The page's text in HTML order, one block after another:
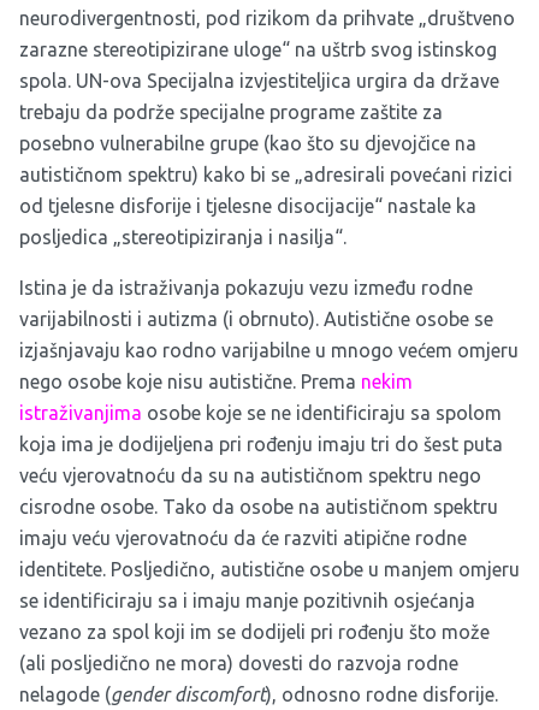
neurodivergentnosti, pod rizikom da prihvate „društveno
zarazne stereotipizirane uloge“ na uštrb svog istinskog
spola. UN-ova Specijalna izvjestiteljica urgira da države
trebaju da podrže specijalne programe zaštite za
posebno vulnerabilne grupe (kao što su djevojčice na
autističnom spektru) kako bi se „adresirali povećani rizici
od tjelesne disforije i tjelesne disocijacije“ nastale ka
posljedica „stereotipiziranja i nasilja“.
Istina je da istraživanja pokazuju vezu između rodne
varijabilnosti i autizma (i obrnuto). Autistične osobe se
izjašnjavaju kao rodno varijabilne u mnogo većem omjeru
nego osobe koje nisu autistične. Prema nekim
istraživanjima osobe koje se ne identificiraju sa spolom
koja ima je dodijeljena pri rođenju imaju tri do šest puta
veću vjerovatnoću da su na autističnom spektru nego
cisrodne osobe. Tako da osobe na autističnom spektru
imaju veću vjerovatnoću da će razviti atipične rodne
identitete. Posljedično, autistične osobe u manjem omjeru
se identificiraju sa i imaju manje pozitivnih osjećanja
vezano za spol koji im se dodijeli pri rođenju što može
(ali posljedično ne mora) dovesti do razvoja rodne
nelagode (gender discomfort), odnosno rodne disforije.